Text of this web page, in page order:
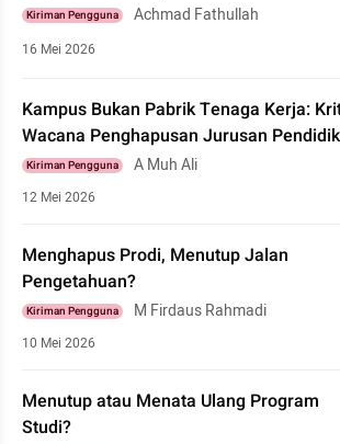
Kiriman Pengguna Achmad Fathullah
16 Mei 2026
Kampus Bukan Pabrik Tenaga Kerja:
Wacana Penghapusan Jurusan
Kiriman Pengguna A Muh Ali
12 Mei 2026
Menghapus Prodi, Menutup Jalan
Pengetahuan?
Kiriman Pengguna M Firdaus Rahmadi
10 Mei 2026
Menutup atau Menata Ulang Program
Studi?